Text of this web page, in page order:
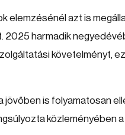
elemzésénél azt is
2025 harmadik
követelményt,
jövőben is folyamatosan
közleményében a